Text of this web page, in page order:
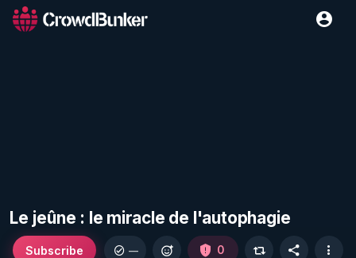
Le jeûne : le miracle de l'autophagie
Subscribe — 0